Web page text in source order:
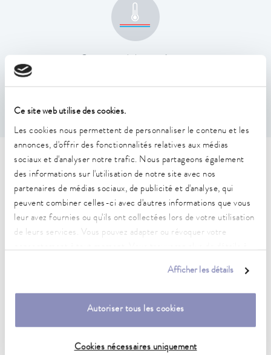
Ce site web utilise des cookies.
Les cookies nous permettent de personnaliser le contenu et les
annonces, d'offrir des fonctionnalités relatives aux médias
sociaux et d'analyser notre trafic. Nous partageons également
des informations sur l'utilisation de notre site avec nos
partenaires de médias sociaux, de publicité et d'analyse, qui
peuvent combiner celles-ci avec d'autres informations que vous
leur avez fournies ou qu'ils ont collectées lors de votre utilisation
de leurs services. Vous pouvez adapter ou révoquer votre
Afficher les détails
Autoriser tous les cookies
Cookies nécessaires uniquement
Caractéristiques techniques
(selon DIN 12876)
Plage de température de fonctionnement
Plage de température de fonctionnement avec
20 ... 200 °C